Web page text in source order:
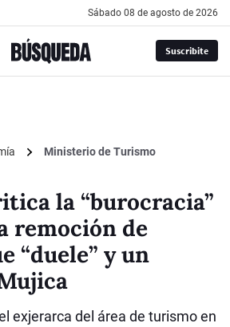
sábado 08 de agosto de 2026
Suscribite
Ministerio de Turismo
la “burocracia”
remoción de
“duele” y un
exjerarca del área de turismo en